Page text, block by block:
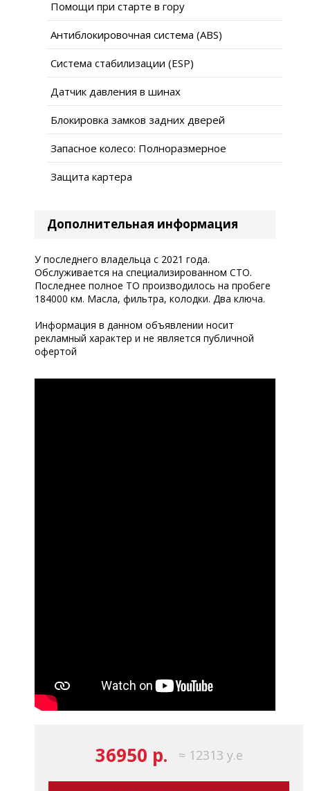
Помощи при старте в гору
Антиблокировочная система (ABS)
Система стабилизации (ESP)
Датчик давления в шинах
Блокировка замков задних дверей
Запасное колесо: Полноразмерное
Защита картера
Дополнительная информация
У последнего владельца с 2021 года.
Обслуживается на специализированном СТО.
Последнее полное ТО производилось на пробеге
184000 км. Масла, фильтра, колодки. Два ключа.
Информация в данном объявлении носит
рекламный характер и не является публичной
офертой
36950 р. ≈ 12313 у.е